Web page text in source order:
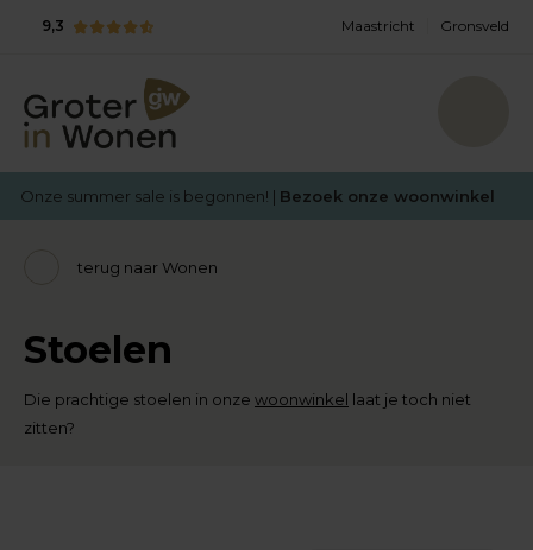
9,3 Maastricht Gronsveld
Onze summer sale is begonnen! | Bezoek onze woonwinkel
terug naar Wonen
Stoelen
Die prachtige stoelen in onze woonwinkel laat je toch niet
zitten?